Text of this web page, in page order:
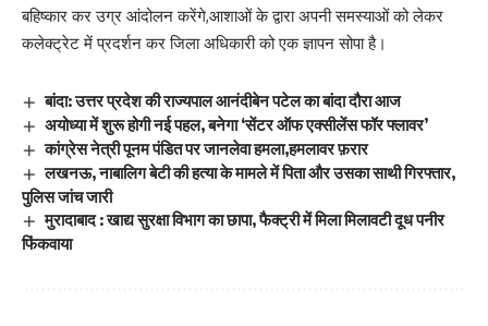
बहिष्कार कर उग्र आंदोलन करेंगे,आशाओं के द्वारा अपनी समस्याओं को लेकर
कलेक्ट्रेट में प्रदर्शन कर जिला अधिकारी को एक ज्ञापन सोपा है।
बांदा: उत्तर प्रदेश की राज्यपाल आनंदीबेन पटेल का बांदा दौरा आज
अयोध्या में शुरू होगी नई पहल, बनेगा ‘सेंटर ऑफ एक्सीलेंस फॉर फ्लावर’
कांग्रेस नेत्री पूनम पंडित पर जानलेवा हमला,हमलावर फ़रार
लखनऊ, नाबालिग बेटी की हत्या के मामले में पिता और उसका साथी गिरफ्तार,
पुलिस जांच जारी
मुरादाबाद : खाद्य सुरक्षा विभाग का छापा, फैक्ट्री में मिला मिलावटी दूध पनीर
फिंकवाया